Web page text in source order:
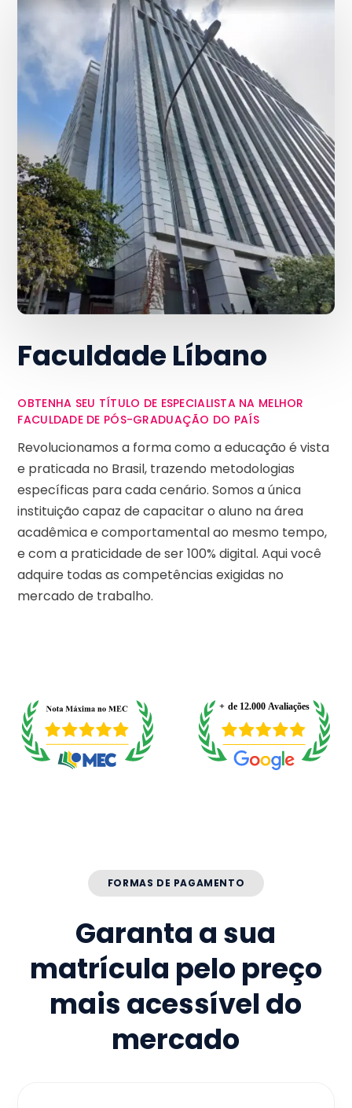
Faculdade Líbano
OBTENHA SEU TÍTULO DE ESPECIALISTA NA MELHOR
FACULDADE DE PÓS-GRADUAÇÃO DO PAÍS
Revolucionamos a forma como a educação é vista
e praticada no Brasil, trazendo metodologias
específicas para cada cenário. Somos a única
instituição capaz de capacitar o aluno na área
acadêmica e comportamental ao mesmo tempo,
e com a praticidade de ser 100% digital. Aqui você
adquire todas as competências exigidas no
mercado de trabalho.
FORMAS DE PAGAMENTO
Garanta a sua
matrícula pelo preço
mais acessível do
mercado